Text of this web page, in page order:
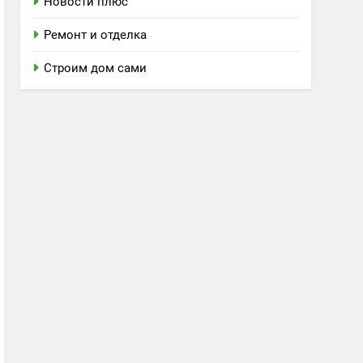
Ремонт и отделка
Строим дом сами